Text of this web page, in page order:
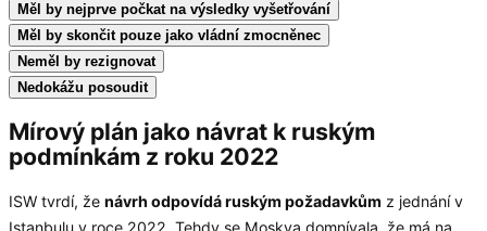
Měl by nejprve počkat na výsledky vyšetřování
Měl by skončit pouze jako vládní zmocněnec
Neměl by rezignovat
Nedokážu posoudit
Mírový plán jako návrat k ruským
podmínkám z roku 2022
ISW tvrdí, že návrh odpovídá ruským požadavkům z jednání v
Istanbulu v roce 2022. Tehdy se Moskva domnívala, že má na